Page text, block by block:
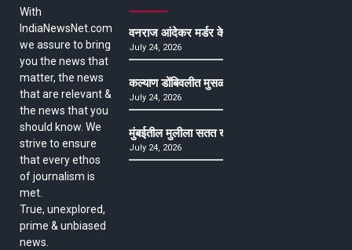
With
IndiaNewsNet.com
we assure to bring
you the news that
matter, the news
that are relevant &
the news that you
should know. We
strive to ensure
that every ethos
of journalism is
met.
True, unexplored,
prime & unbiased
news.
वनराज आंदेकर मर्डर केसमधील साक्षीदाराची हत्या,
July 24, 2026
कल्याण डोंबिवलीत मुसळधार ते अतिमुसळधार पाऊस,
July 24, 2026
मुंबईतील मुलीला सतत खोकला अन् ताप, ७ वर्षे उपचार
July 24, 2026